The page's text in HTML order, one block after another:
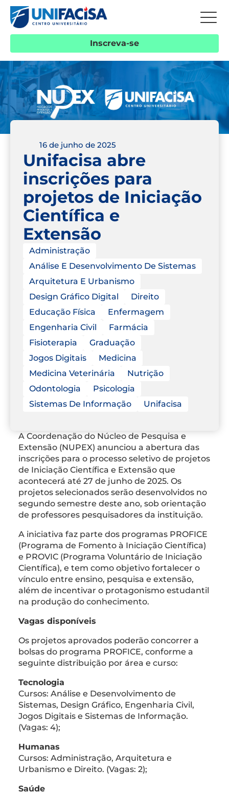
Inscreva-se
16 de junho de 2025
Unifacisa abre
inscrições para
projetos de Iniciação
Científica e
Extensão
Administração
Análise E Desenvolvimento De Sistemas
Arquitetura E Urbanismo
Design Gráfico Digital
Direito
Educação Física
Enfermagem
Engenharia Civil
Farmácia
Fisioterapia
Graduação
Jogos Digitais
Medicina
Medicina Veterinária
Nutrição
Odontologia
Psicologia
Sistemas De Informação
Unifacisa
A Coordenação do Núcleo de Pesquisa e
Extensão (NUPEX) anunciou a abertura das
inscrições para o processo seletivo de projetos
de Iniciação Científica e Extensão que
acontecerá até 27 de junho de 2025. Os
projetos selecionados serão desenvolvidos no
segundo semestre deste ano, sob orientação
de professores pesquisadores da instituição.
A iniciativa faz parte dos programas PROFICE
(Programa de Fomento à Iniciação Científica)
e PROVIC (Programa Voluntário de Iniciação
Científica), e tem como objetivo fortalecer o
vínculo entre ensino, pesquisa e extensão,
além de incentivar o protagonismo estudantil
na produção do conhecimento.
Vagas disponíveis
Os projetos aprovados poderão concorrer a
bolsas do programa PROFICE, conforme a
seguinte distribuição por área e curso:
Tecnologia
Cursos: Análise e Desenvolvimento de
Sistemas, Design Gráfico, Engenharia Civil,
Jogos Digitais e Sistemas de Informação.
(Vagas: 4);
Humanas
Cursos: Administração, Arquitetura e
Urbanismo e Direito. (Vagas: 2);
Saúde